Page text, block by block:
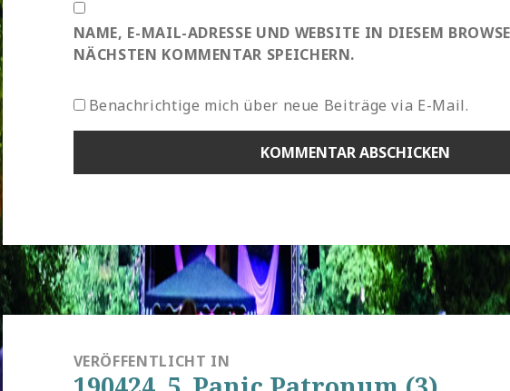
NAME, E-MAIL-ADRESSE UND WEBSITE IN DIESEM
NÄCHSTEN KOMMENTAR SPEICHERN.
Benachrichtige mich über neue Beiträge via E-Mail.
Beitragsnavigation
VERÖFFENTLICHT IN